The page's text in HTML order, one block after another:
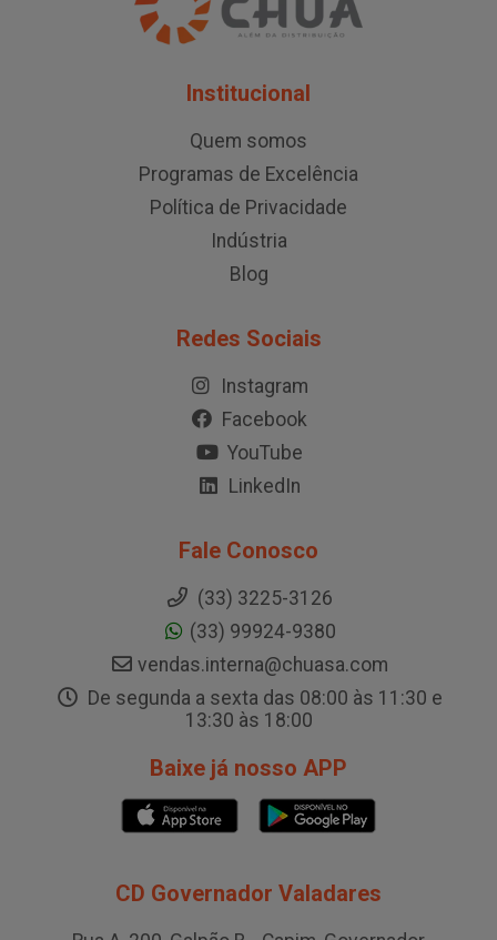
Institucional
Quem somos
Programas de Excelência
Política de Privacidade
Indústria
Blog
Redes Sociais
Instagram
Facebook
YouTube
LinkedIn
Fale Conosco
(33) 3225-3126
(33) 99924-9380
vendas.interna@chuasa.com
De segunda a sexta das 08:00 às 11:30 e
13:30 às 18:00
Baixe já nosso APP
CD Governador Valadares